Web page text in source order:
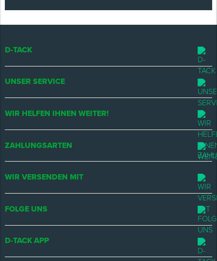
D-TACK
UNSER SERVICE
WIR HELFEN IHNEN WEITER!
ZAHLUNGSARTEN
WIR VERSENDEN MIT
FOLGE UNS
D-TACK APP